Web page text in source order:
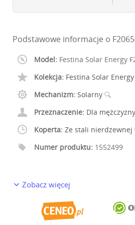
Podstawowe informacje o
Model: Festina Solar Energy
Kolekcja: Festina Solar Energy
Mechanizm: Solarny
Przeznaczenie: Dla mężczyzny
Koperta: Ze stali nierdzewnej
Numer produktu: 1552499
Zobacz więcej